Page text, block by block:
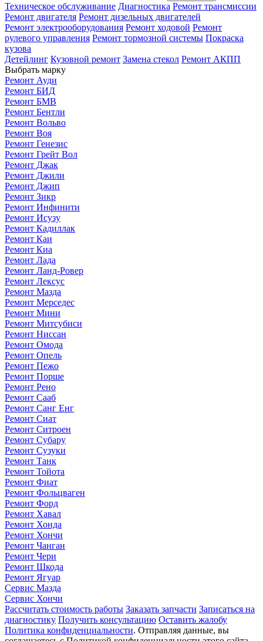
Техническое обслуживание Диагностика Ремонт трансмиссии
Ремонт двигателя Ремонт дизельных двигателей
Ремонт электрооборудования Ремонт ходовой Ремонт
рулевого управления Ремонт тормозной системы Покраска
кузова
Детейлинг Кузовной ремонт Замена стекол Ремонт АКПП
Выбрать марку
Ремонт Ауди
Ремонт БИД
Ремонт БМВ
Ремонт Бентли
Ремонт Вольво
Ремонт Воя
Ремонт Генезис
Ремонт Грейт Вол
Ремонт Джак
Ремонт Джили
Ремонт Джип
Ремонт Зикр
Ремонт Инфинити
Ремонт Исузу
Ремонт Кадиллак
Ремонт Каи
Ремонт Киа
Ремонт Лада
Ремонт Ланд-Ровер
Ремонт Лексус
Ремонт Мазда
Ремонт Мерседес
Ремонт Мини
Ремонт Митсубиси
Ремонт Ниссан
Ремонт Омода
Ремонт Опель
Ремонт Пежо
Ремонт Порше
Ремонт Рено
Ремонт Сааб
Ремонт Санг Енг
Ремонт Сиат
Ремонт Ситроен
Ремонт Субару
Ремонт Сузуки
Ремонт Танк
Ремонт Тойота
Ремонт Фиат
Ремонт Фольцваген
Ремонт Форд
Ремонт Хавал
Ремонт Хонда
Ремонт Хончи
Ремонт Чанган
Ремонт Чери
Ремонт Шкода
Ремонт Ягуар
Сервис Мазда
Сервис Хончи
Рассчитать стоимость работы Заказать запчасти Записаться на
диагностику Получить консультацию Оставить жалобу
Политика конфиденциальности. Отправляя данные, вы